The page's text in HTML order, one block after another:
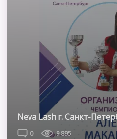
Neva Lash г. Санкт-
0 9 895